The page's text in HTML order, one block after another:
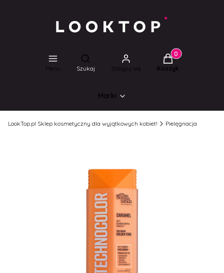
Menu
Otwórz wyszukiwarkę
Szukaj Zaloguj się
Produkty w
Koszyk
Marki
LookTop.pl Sklep kosmetyczny dla wyjątkowych kobiet! Pielęgnacja